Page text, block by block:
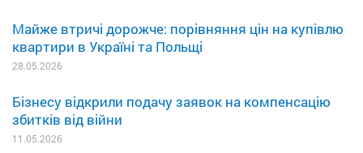
Майже втричі дорожче: порівняння цін на купівлю
квартири в Україні та Польщі
28.05.2026
Бізнесу відкрили подачу заявок на компенсацію
збитків від війни
11.05.2026